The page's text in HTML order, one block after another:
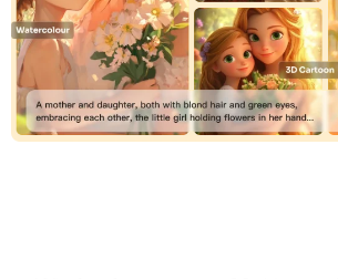
支援的人工智慧模型
Seedance 2.0 Kling 2.6 Motion Control
Sora 2.0 Kling 2.6 Pro Kling 2.1
Wan 2.5
浮水印去除器
背景去除劑